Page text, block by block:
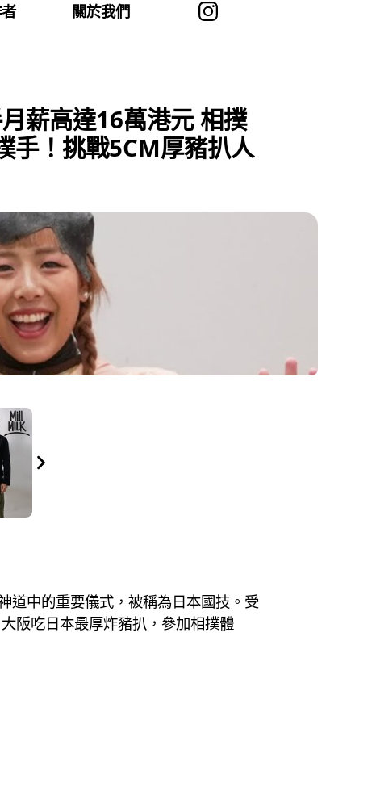
關於我們
薪高達16萬港元 相撲
手！挑戰5CM厚豬扒人
道中的重要儀式，被稱為日本國技。受
阪吃日本最厚炸豬扒，參加相撲體